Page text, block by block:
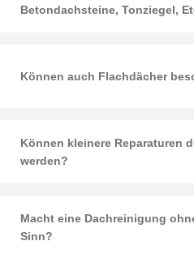
Betondachsteine, Tonziegel,
Können auch Flachdächer
Können kleinere Reparaturen
werden?
Macht eine Dachreinigung
Sinn?